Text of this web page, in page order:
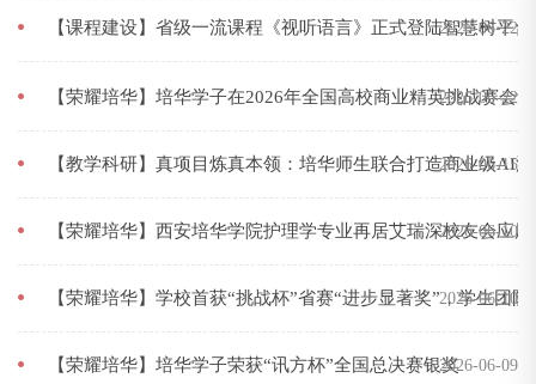
【课程建设】省级一流课程《视听语言》正式登陆智慧树平台
2026-06-22
【荣耀培华】培华学子在2026年全国高校商业精英挑战赛会
2026-06-22
【教学科研】真项目炼真本领：培华师生联合打造商业级AI
2026-06-15
【荣耀培华】西安培华学院护理学专业再居艾瑞深校友会应
2026-06-10
【荣耀培华】学校首获“挑战杯”省赛“进步显著奖”，学生团
2026-06-10
【荣耀培华】培华学子荣获“讯方杯”全国总决赛银奖2026-06-09